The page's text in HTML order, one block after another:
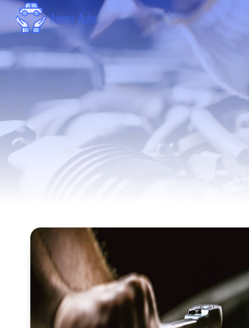
Avenir Auto
Panneau de gestion des cookies